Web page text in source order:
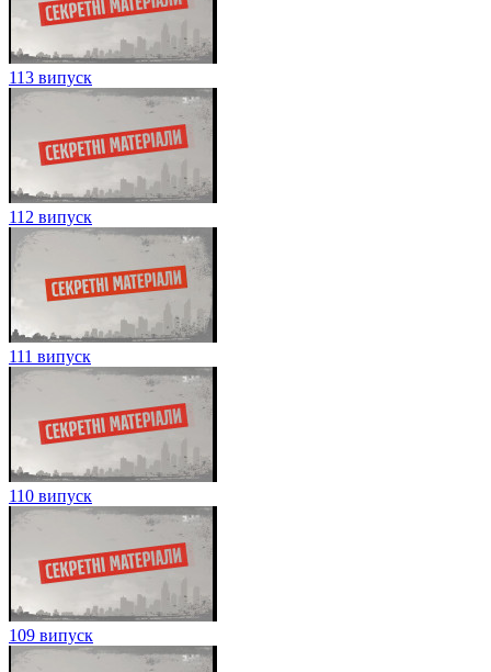
113 випуск
112 випуск
111 випуск
110 випуск
109 випуск